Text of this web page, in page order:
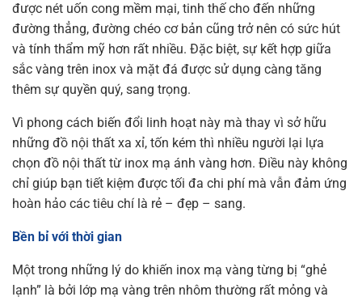
được nét uốn cong mềm mại, tinh thế cho đến những
đường thẳng, đường chéo cơ bản cũng trở nên có sức hút
và tính thẩm mỹ hơn rất nhiều. Đặc biệt, sự kết hợp giữa
sắc vàng trên inox và mặt đá được sử dụng càng tăng
thêm sự quyền quý, sang trọng.
Vì phong cách biến đổi linh hoạt này mà thay vì sở hữu
những đồ nội thất xa xỉ, tốn kém thì nhiều người lại lựa
chọn đồ nội thất từ inox mạ ánh vàng hơn. Điều này không
chỉ giúp bạn tiết kiệm được tối đa chi phí mà vẫn đảm ứng
hoàn hảo các tiêu chí là rẻ – đẹp – sang.
Bền bỉ với thời gian
Một trong những lý do khiến inox mạ vàng từng bị “ghẻ
lạnh” là bởi lớp mạ vàng trên nhôm thường rất mỏng và